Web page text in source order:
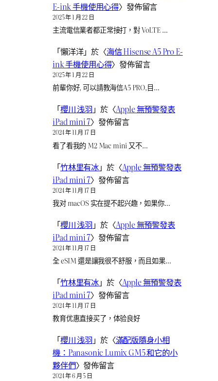
E-ink 手機使用心得〉發佈留言
2025 年 1 月 22 日
主流電信業者都正常接打，對 VoLTE …
「懶洋洋」於〈海信 Hisense A5 Pro E-
ink 手機使用心得〉發佈留言
2025 年 1 月 22 日
前輩你好, 可以請教海信A5 PRO,目…
「櫻川 浅羽 」於〈Apple 無預警發表
iPad mini 7〉發佈留言
2024 年 11 月 17 日
看了看我的 M2 Mac mini 又不…
「竹林里有冰」於〈Apple 無預警發表
iPad mini 7〉發佈留言
2024 年 11 月 17 日
我对 macOS 实在提不起兴趣，如果你…
「櫻川 浅羽 」於〈Apple 無預警發表
iPad mini 7〉發佈留言
2024 年 11 月 17 日
全 eSIM 還是讓我很不舒服，而且如果…
「竹林里有冰」於〈Apple 無預警發表
iPad mini 7〉發佈留言
2024 年 11 月 17 日
教育优惠直接买了，体验良好
「櫻川 浅羽 」於〈滿配版隨身小相
機：Panasonic Lumix GM5 和它的小
夥伴們〉發佈留言
2024 年 6 月 5 日